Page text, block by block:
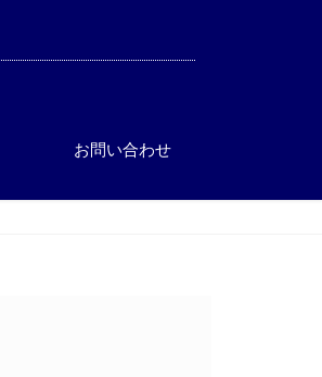
お問い合わせ